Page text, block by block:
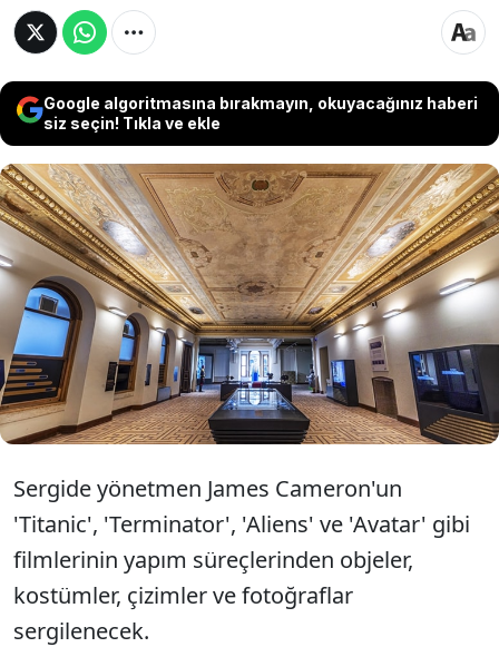
Google algoritmasına bırakmayın, okuyacağınız haberi
siz seçin! Tıkla ve ekle
Kanadalı yönetmen James Cameron'un özel
arşivinden 300'den fazla eser ve 60'a yakın
nadir yapıt, 27 Eylül'den itibaren İstanbul
Sinema Müzesi'nde ziyaretçilere sunulacak.
Sergide yönetmen James Cameron'un
'Titanic', 'Terminator', 'Aliens' ve 'Avatar' gibi
filmlerinin yapım süreçlerinden objeler,
kostümler, çizimler ve fotoğraflar
sergilenecek.